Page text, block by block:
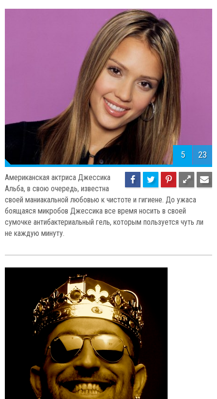
5 23
Американская актриса Джессика
Альба, в свою очередь, известна
своей маниакальной любовью к чистоте и гигиене. До ужаса
боящаяся микробов Джессика все время носить в своей
сумочке антибактериальный гель, которым пользуется чуть ли
не каждую минуту.